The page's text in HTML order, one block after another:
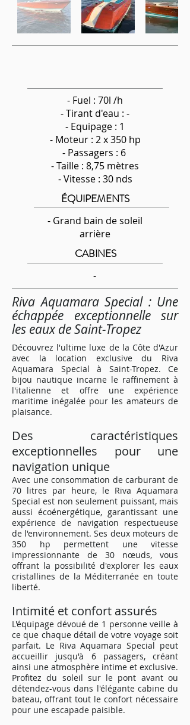
- Fuel : 70l /h
-Tirant d'eau : -
- Equipage : 1
- Moteur : 2 x 350 hp
- Passagers : 6
- Taille : 8,75 mètres
- Vitesse : 30 nds
ÉQUIPEMENTS
- Grand bain de soleil
arrière
CABINES
-
Riva Aquamara Special : Une
échappée exceptionnelle sur
les eaux de Saint-Tropez
Découvrez l'ultime luxe de la Côte d'Azur
avec la location exclusive du Riva
Aquamara Special à Saint-Tropez. Ce
bijou nautique incarne le raffinement à
l'italienne et offre une expérience
maritime inégalée pour les amateurs de
plaisance.
Des caractéristiques
exceptionnelles pour une
navigation unique
Avec une consommation de carburant de
70 litres par heure, le Riva Aquamara
Special est non seulement puissant, mais
aussi écoénergétique, garantissant une
expérience de navigation respectueuse
de l'environnement. Ses deux moteurs de
350 hp permettent une vitesse
impressionnante de 30 nœuds, vous
offrant la possibilité d'explorer les eaux
cristallines de la Méditerranée en toute
liberté.
Intimité et confort assurés
L'équipage dévoué de 1 personne veille à
ce que chaque détail de votre voyage soit
parfait. Le Riva Aquamara Special peut
accueillir jusqu'à 6 passagers, créant
ainsi une atmosphère intime et exclusive.
Profitez du soleil sur le pont avant ou
détendez-vous dans l'élégante cabine du
bateau, offrant tout le confort nécessaire
pour une escapade paisible.